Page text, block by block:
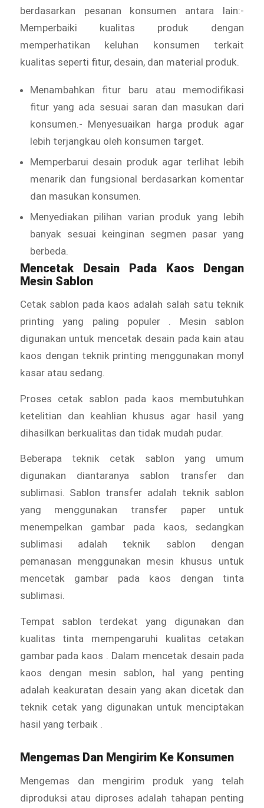
berdasarkan pesanan konsumen antara lain:-
Memperbaiki kualitas produk dengan
memperhatikan keluhan konsumen terkait
kualitas seperti fitur, desain, dan material produk.
Menambahkan fitur baru atau memodifikasi
fitur yang ada sesuai saran dan masukan dari
konsumen.- Menyesuaikan harga produk agar
lebih terjangkau oleh konsumen target.
Memperbarui desain produk agar terlihat lebih
menarik dan fungsional berdasarkan komentar
dan masukan konsumen.
Menyediakan pilihan varian produk yang lebih
banyak sesuai keinginan segmen pasar yang
berbeda.
Mencetak Desain Pada Kaos Dengan
Mesin Sablon
Cetak sablon pada kaos adalah salah satu teknik
printing yang paling populer . Mesin sablon
digunakan untuk mencetak desain pada kain atau
kaos dengan teknik printing menggunakan monyl
kasar atau sedang.
Proses cetak sablon pada kaos membutuhkan
ketelitian dan keahlian khusus agar hasil yang
dihasilkan berkualitas dan tidak mudah pudar.
Beberapa teknik cetak sablon yang umum
digunakan diantaranya sablon transfer dan
sublimasi. Sablon transfer adalah teknik sablon
yang menggunakan transfer paper untuk
menempelkan gambar pada kaos, sedangkan
sublimasi adalah teknik sablon dengan
pemanasan menggunakan mesin khusus untuk
mencetak gambar pada kaos dengan tinta
sublimasi.
Tempat sablon terdekat yang digunakan dan
kualitas tinta mempengaruhi kualitas cetakan
gambar pada kaos . Dalam mencetak desain pada
kaos dengan mesin sablon, hal yang penting
adalah keakuratan desain yang akan dicetak dan
teknik cetak yang digunakan untuk menciptakan
hasil yang terbaik .
Mengemas Dan Mengirim Ke Konsumen
Mengemas dan mengirim produk yang telah
diproduksi atau diproses adalah tahapan penting